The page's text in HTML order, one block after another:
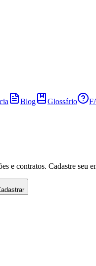
Blog Glossário
e contratos. Cadastre seu